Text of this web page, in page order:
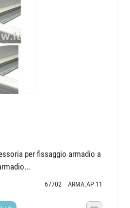
per fissaggio armadio a
67702 ARMA.AP 11